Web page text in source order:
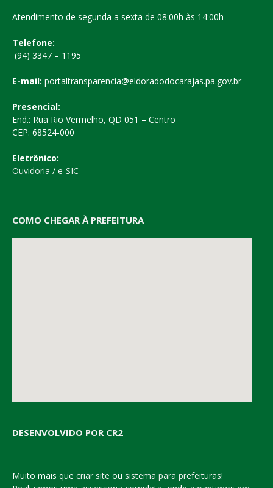
Atendimento de segunda a sexta de 08:00h às 14:00h
Telefone:
(94) 3347 – 1195
E-mail: portaltransparencia@eldoradodocarajas.pa.gov.br
Presencial:
End.: Rua Rio Vermelho, QD 051 – Centro
CEP: 68524-000
Eletrônico:
Ouvidoria / e-SIC
COMO CHEGAR À PREFEITURA
DESENVOLVIDO POR CR2
Muito mais que criar site ou sistema para prefeituras!